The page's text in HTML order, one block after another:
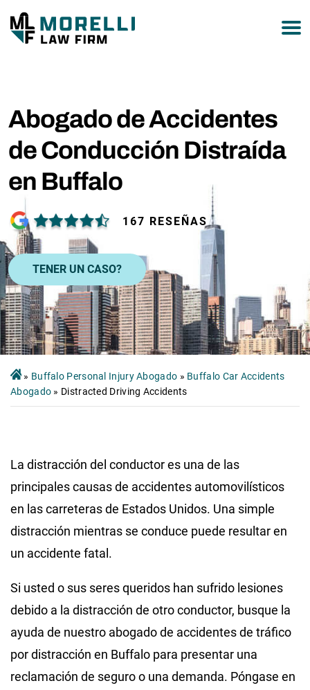
Abogado de Accidentes
de Conducción Distraída
en Buffalo
167 RESEÑAS
TENER UN CASO?
» Buffalo Personal Injury Abogado » Buffalo Car Accidents
Abogado » Distracted Driving Accidents
La distracción del conductor es una de las
principales causas de accidentes automovilísticos
en las carreteras de Estados Unidos. Una simple
distracción mientras se conduce puede resultar en
un accidente fatal.
Si usted o sus seres queridos han sufrido lesiones
debido a la distracción de otro conductor, busque la
ayuda de nuestro abogado de accidentes de tráfico
por distracción en Buffalo para presentar una
reclamación de seguro o una demanda. Póngase en